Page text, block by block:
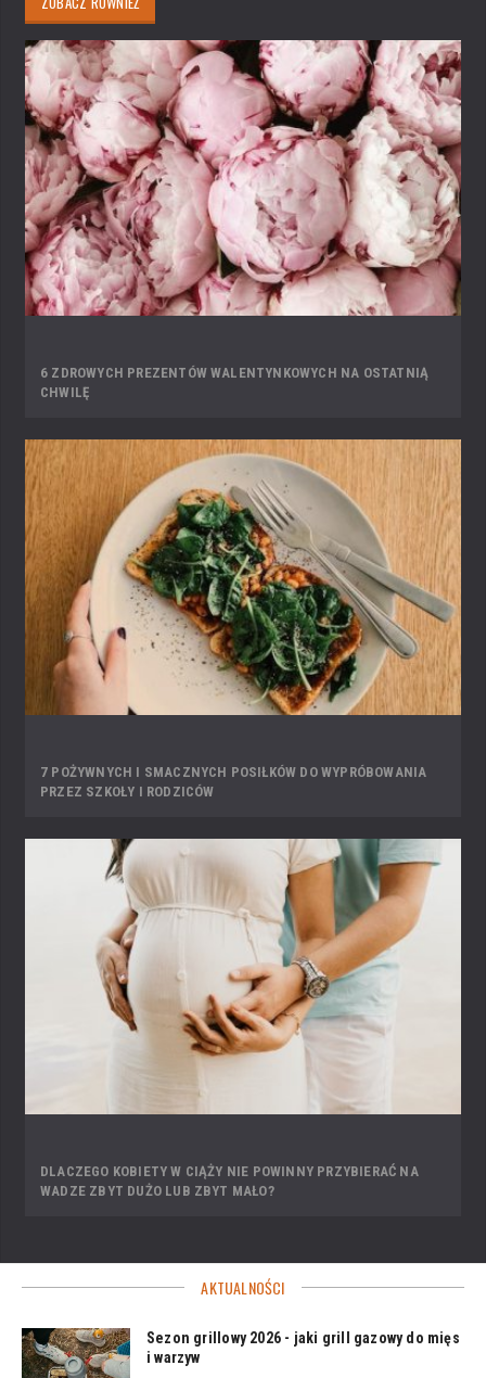
6 ZDROWYCH PREZENTÓW WALENTYNKOWYCH NA OSTATNIĄ
CHWILĘ
7 POŻYWNYCH I SMACZNYCH POSIŁKÓW DO WYPRÓBOWANIA
PRZEZ SZKOŁY I RODZICÓW
DLACZEGO KOBIETY W CIĄŻY NIE POWINNY PRZYBIERAĆ NA
WADZE ZBYT DUŻO LUB ZBYT MAŁO?
AKTUALNOŚCI
Sezon grillowy 2026 - jaki grill gazowy do mięs
i warzyw